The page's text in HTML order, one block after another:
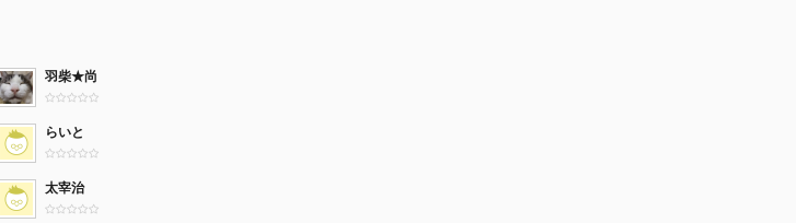
羽柴★尚
らいと
太宰治